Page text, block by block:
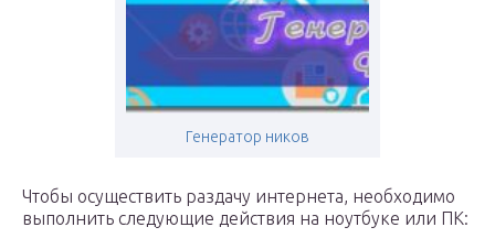
Генератор ников
Чтобы осуществить раздачу интернета, необходимо
выполнить следующие действия на ноутбуке или ПК: